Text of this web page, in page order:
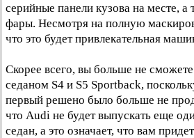
серийные панели кузова на месте, а
фары. Несмотря на полную
что это будет привлекательная
Скорее всего, вы больше не
седаном S4 и S5 Sportback,
первый решено было больше не
что Audi не будет выпускать еще
седан, а это означает, что вам